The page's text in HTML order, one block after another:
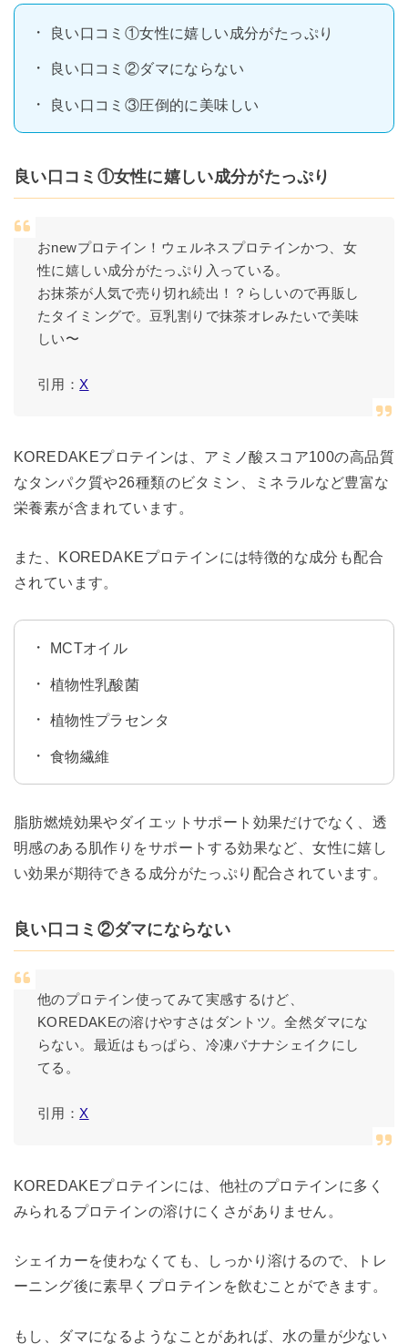
良い口コミ①女性に嬉しい成分がたっぷり
良い口コミ②ダマにならない
良い口コミ③圧倒的に美味しい
良い口コミ①女性に嬉しい成分がたっぷり
おnewプロテイン！ウェルネスプロテインかつ、女
性に嬉しい成分がたっぷり入っている。
お抹茶が人気で売り切れ続出！？らしいので再販し
たタイミングで。豆乳割りで抹茶オレみたいで美味
しい〜
引用：X
KOREDAKEプロテインは、アミノ酸スコア100の高品質
なタンパク質や26種類のビタミン、ミネラルなど豊富な
栄養素が含まれています。
また、KOREDAKEプロテインには特徴的な成分も配合
されています。
MCTオイル
植物性乳酸菌
植物性プラセンタ
食物繊維
脂肪燃焼効果やダイエットサポート効果だけでなく、透
明感のある肌作りをサポートする効果など、女性に嬉し
い効果が期待できる成分がたっぷり配合されています。
良い口コミ②ダマにならない
他のプロテイン使ってみて実感するけど、
KOREDAKEの溶けやすさはダントツ。全然ダマにな
らない。最近はもっぱら、冷凍バナナシェイクにし
てる。
引用：X
KOREDAKEプロテインには、他社のプロテインに多く
みられるプロテインの溶けにくさがありません。
シェイカーを使わなくても、しっかり溶けるので、トレ
ーニング後に素早くプロテインを飲むことができます。
もし、ダマになるようなことがあれば、水の量が少ない